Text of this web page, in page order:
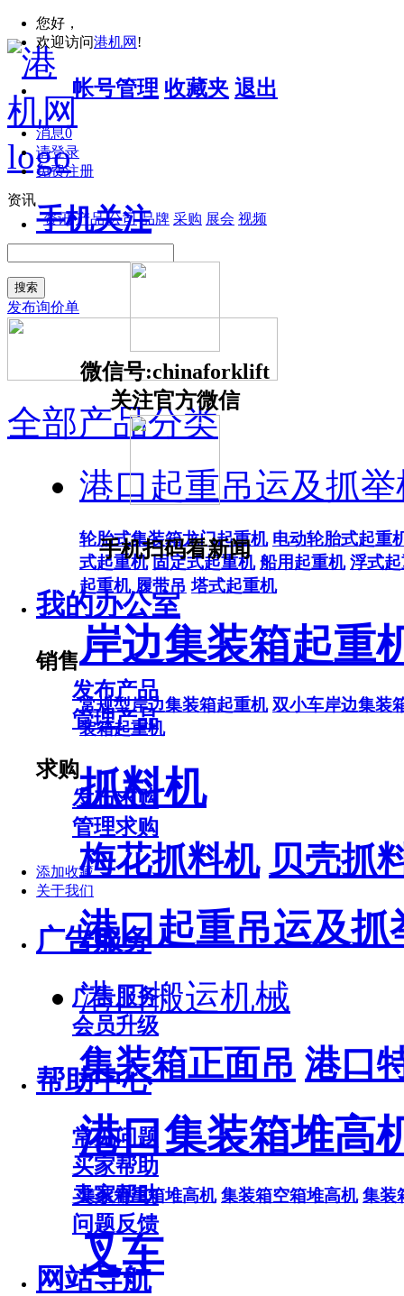
您好，
欢迎访问港机网 !
帐号管理 收藏夹 退出
消息0
请登录
免费注册
手机关注
微信号:chinaforklift
关注官方微信
手机扫码看新闻
我的办公室
销售
发布产品
管理产品
求购
发布求购
管理求购
添加收藏
关于我们
广告服务
广告服务
会员升级
帮助中心
常见问题
买家帮助
卖家帮助
问题反馈
网站导航
资讯
资讯 产品 公司 品牌 采购 展会 视频
搜索
发布询价单
全部产品分类
港口起重吊运及抓
轮胎式集装箱龙门起重机 电动轮胎式起重
式起重机 固定式起重机 船用起重机 浮式
起重机 履带吊 塔式起重机
岸边集装箱起重
常规型岸边集装箱起重机 双小车岸边集装
装箱起重机
抓料机
梅花抓料机 贝壳抓
港口起重吊运及抓
港口搬运机械
集装箱正面吊 港口
港口集装箱堆高
集装箱重箱堆高机 集装箱空箱堆高机 集装
叉车